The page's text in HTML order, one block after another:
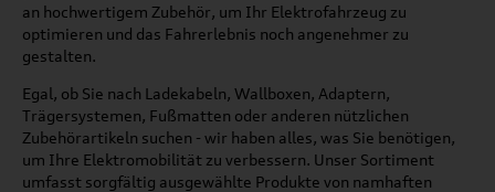
an hochwertigem Zubehör, um Ihr Elektrofahrzeug zu
optimieren und das Fahrerlebnis noch angenehmer zu
gestalten.
Egal, ob Sie nach Ladekabeln, Wallboxen, Adaptern,
Trägersystemen, Fußmatten oder anderen nützlichen
Zubehörartikeln suchen - wir haben alles, was Sie benötigen,
um Ihre Elektromobilität zu verbessern. Unser Sortiment
umfasst sorgfältig ausgewählte Produkte von namhaften